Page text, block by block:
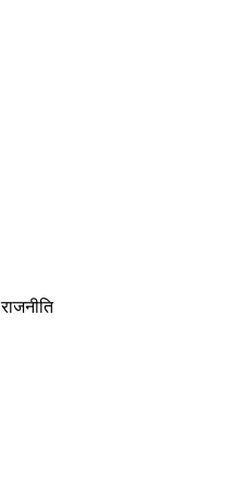
राजनीति